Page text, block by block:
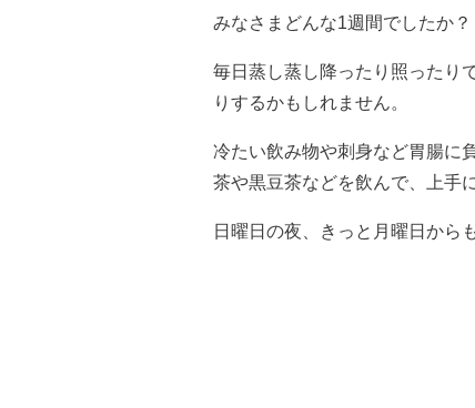
みなさまどんな1週間でしたか？
毎日蒸し蒸し降ったり照ったり
りするかもしれません。
冷たい飲み物や刺身など胃腸に
茶や黒豆茶などを飲んで、上手
日曜日の夜、きっと月曜日から